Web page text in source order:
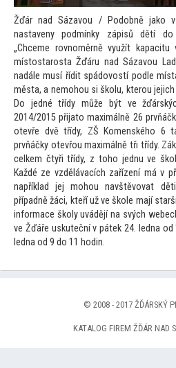
Žďár nad Sázavou / Podobně jako
nastaveny podmínky zápisů dětí
„Chceme rovnoměrně využít
místostarosta Žďáru nad Sázavou
nadále musí řídit spádovostí podle
města, a nemohou si školu, kterou
Do jedné třídy může být ve
2014/2015 přijato maximálně 26
otevře dvě třídy, ZŠ Komenského 6
prvňáčky otevřou maximálně tři třídy.
celkem čtyři třídy, z toho jednu ve
Každé ze vzdělávacích zařízení má v
například jej mohou navštěvovat
případně žáci, kteří už ve škole mají
informace školy uvádějí na svých
ve Žďáře uskuteční v pátek 24. ledna
ledna od 9 do 11 hodin.
© 2008 - 2017 ŽĎÁRSKÝ
KATALOG FIREM ŽĎÁR NAD